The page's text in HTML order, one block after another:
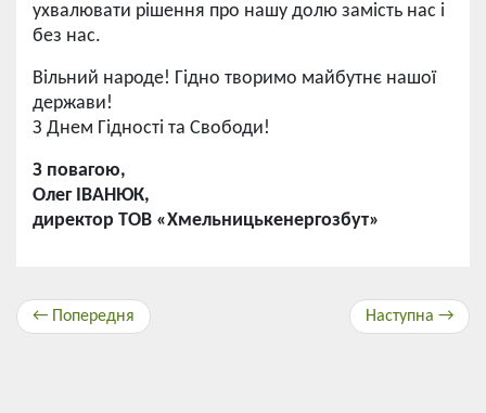
ухвалювати рішення про нашу долю замість нас і
без нас.
Вільний народе! Гідно творимо майбутнє нашої
держави!
З Днем Гідності та Свободи!
З повагою,
Олег ІВАНЮК,
директор ТОВ «Хмельницькенергозбут»
← Попередня Наступна →